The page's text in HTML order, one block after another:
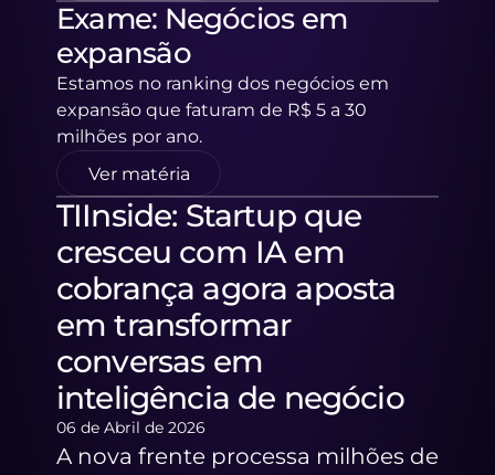
Exame: Negócios em
expansão
Estamos no ranking dos negócios em
expansão que faturam de R$ 5 a 30
milhões por ano.
Ver matéria
TIInside: Startup que
cresceu com IA em
cobrança agora aposta
em transformar
conversas em
inteligência de negócio
06 de Abril de 2026
A nova frente processa milhões de